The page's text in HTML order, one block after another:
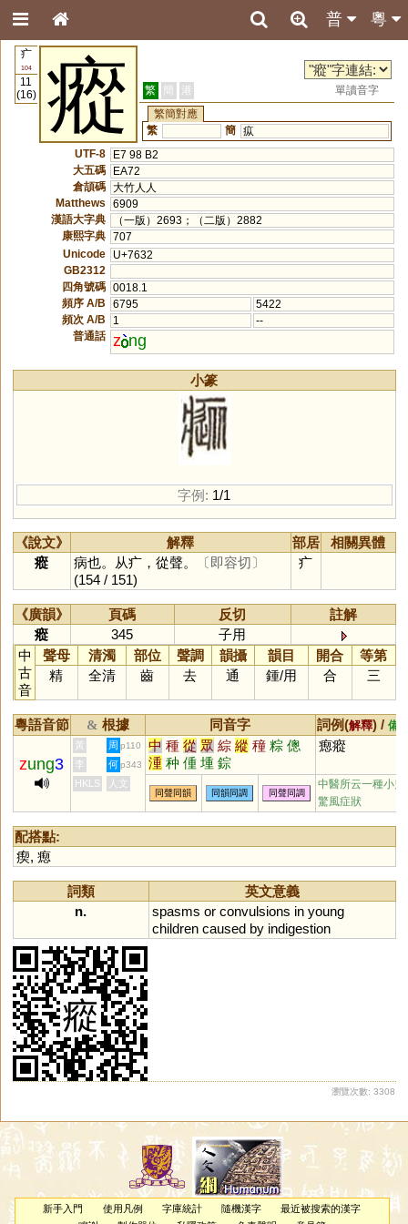
粵
普
疒
104
11
(16)
瘲 繁 簡 港
單讀音字
繁簡對應
繁
簡 疭
UTF-8
E7 98 B2
大五碼
EA72
倉頡碼 大竹人人
Matthews
6909
漢語大字典
（一版）2693；（二版）2882
康熙字典 707
Unicode
U+7632
GB2312
四角號碼 0018.1
頻序 A/B
6795
5422
頻次 A/B
1
--
普通話 z ng
小篆
字例: 1/1
《說文》 解釋 部居
相關異體
瘲
病也。从疒，從聲。
〔即容切〕
(154 / 151)
疒
《廣韻》 頁碼 反切
註解
瘲
345
子用
中
古
音
聲母 清濁 部位 聲調 韻攝 韻目 開合
等第
精
全清 齒 去 通 鍾/用 合 三
粵語音節 & 根據 同音字 詞例(解釋) / 備
zung3
黃 周 p110 中 種 從 眾 綜 縱 穜 粽 傯
湩 种 偅 堹 錝
瘛瘲
李 何 p343
HKLS 人文
同聲同韻 同韻同調 同聲同調
中醫所云一種小兒
驚風症狀
配搭點:
瘈, 瘛
詞類
英文意義
n.
spasms or convulsions in young
children caused by indigestion
瀏覽次數: 3308
新手入門 使用凡例 字庫統計 隨機漢字
最近被搜索的漢字